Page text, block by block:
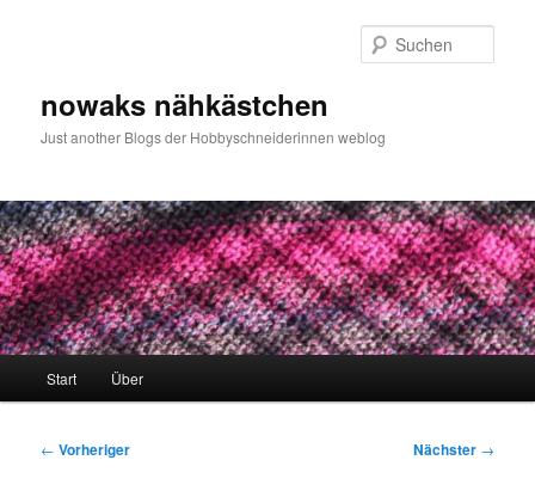
nowaks nähkästchen
Just another Blogs der Hobbyschneiderinnen weblog
Start Über
Beitragsnavigation
← Vorheriger Nächster →